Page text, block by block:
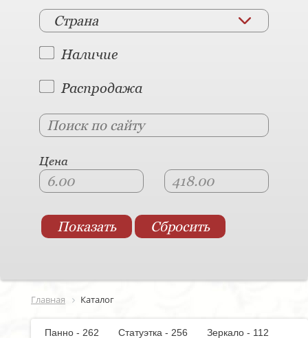
Страна
Наличие
Распродажа
Цена
Главная Каталог
Панно - 262 Статуэтка - 256
Зеркало - 112